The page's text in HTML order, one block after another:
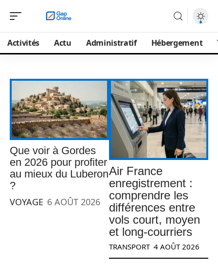
Activités Actu Administratif Hébergement
Que voir à Gordes
en 2026 pour profiter
au mieux du Luberon
?
VOYAGE 6 AOÛT 2026
Air France
enregistrement :
comprendre les
différences entre
vols court, moyen
et long-courriers
TRANSPORT 4 AOÛT 2026